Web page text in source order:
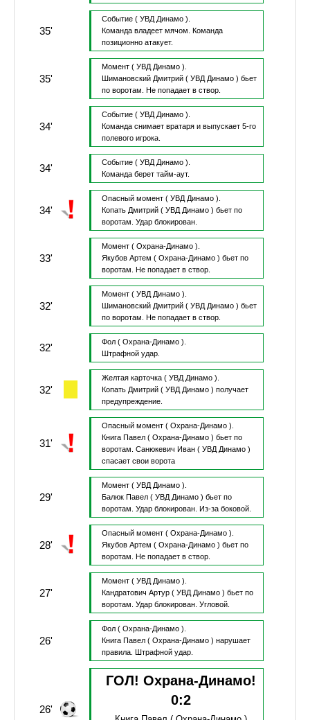
35'
Событие ( УВД Динамо ).
Команда владеет мячом.
Команда
позиционно атакует.
35'
Момент ( УВД Динамо ).
Шимановский Дмитрий( УВД Динамо ) бьет
по воротам.
Не попадает в створ.
34'
Событие ( УВД Динамо ).
Команда снимает вратаря и выпускает 5-го
полевого игрока.
34' Событие ( УВД Динамо ).
Команда берет тайм-аут.
34'
Опасный момент ( УВД Динамо ).
Копать Дмитрий( УВД Динамо ) бьет по
воротам. Удар блокирован.
33'
Момент ( Охрана-Динамо ).
Якубов Артем ( Охрана-Динамо ) бьет по
воротам.
Не попадает в створ.
32'
Момент ( УВД Динамо ).
Шимановский Дмитрий( УВД Динамо ) бьет
по воротам.
Не попадает в створ.
32' Фол ( Охрана-Динамо ).
Штрафной удар.
32'
Желтая карточка ( УВД Динамо ).
Копать Дмитрий( УВД Динамо ) получает
предупреждение.
31'
Опасный момент ( Охрана-Динамо ).
Книга Павел( Охрана-Динамо ) бьет по
воротам. Санюкевич Иван( УВД Динамо )
спасает свои ворота
29'
Момент ( УВД Динамо ).
Балюк Павел( УВД Динамо ) бьет по
воротам. Удар блокирован. Из-за боковой.
28'
Опасный момент ( Охрана-Динамо ).
Якубов Артем ( Охрана-Динамо ) бьет по
воротам.
Не попадает в створ.
27'
Момент ( УВД Динамо ).
Кандратович Артур( УВД Динамо ) бьет по
воротам. Удар блокирован. Угловой.
26'
Фол ( Охрана-Динамо ).
Книга Павел( Охрана-Динамо ) нарушает
правила.
Штрафной удар.
26'
ГОЛ! Охрана-Динамо!
0:2